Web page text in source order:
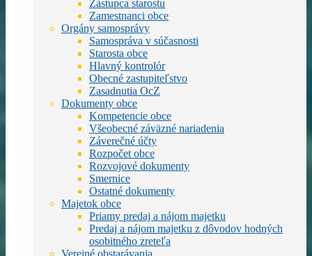
Zástupca starostu
Zamestnanci obce
Orgány samosprávy
Samospráva v súčasnosti
Starosta obce
Hlavný kontrolór
Obecné zastupiteľstvo
Zasadnutia OcZ
Dokumenty obce
Kompetencie obce
Všeobecné záväzné nariadenia
Záverečné účty
Rozpočet obce
Rozvojové dokumenty
Smernice
Ostatné dokumenty
Majetok obce
Priamy predaj a nájom majetku
Predaj a nájom majetku z dôvodov hodných
osobitného zreteľa
Verejné obstarávania